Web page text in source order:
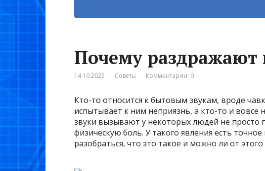
Почему раздражают
14.10.2025 Советы Комментарии: 0
Кто-то относится к бытовым звукам, вроде
испытывает к ним неприязнь, а кто-то и
звуки вызывают у некоторых людей не просто
физическую боль. У такого явления есть
разобраться, что это такое и можно ли от этого